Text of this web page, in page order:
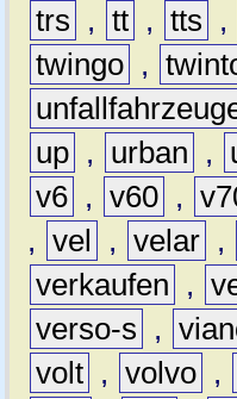
trs , tt , tts ,
twingo ,
up , urban ,
v6 , v60 ,
, vel , velar ,
verkaufen
,
verso-s
,
volt , volvo ,